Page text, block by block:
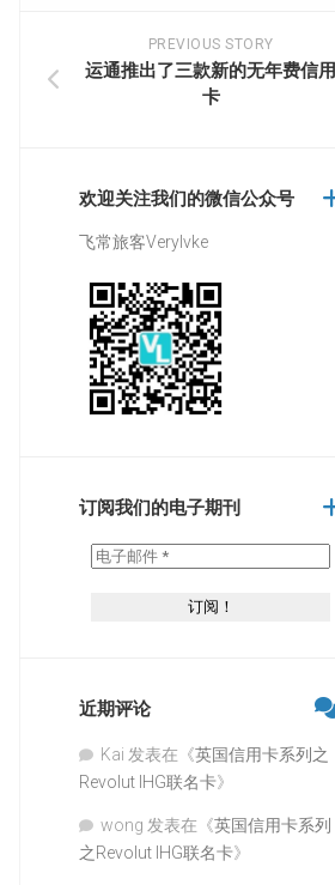
PREVIOUS STORY
运通推出了三款新的无年费信用
卡
欢迎关注我们的微信公众号
飞常旅客Verylvke
订阅我们的电子期刊
近期评论
Kai 发表在《英国信用卡系列之
Revolut IHG联名卡》
wong 发表在《英国信用卡系列
之Revolut IHG联名卡》